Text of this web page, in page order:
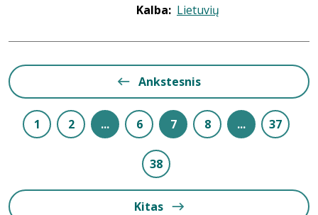
Kalba: Lietuvių
Ankstesnis
1 2 ... 6 7 8 ... 37
38
Kitas